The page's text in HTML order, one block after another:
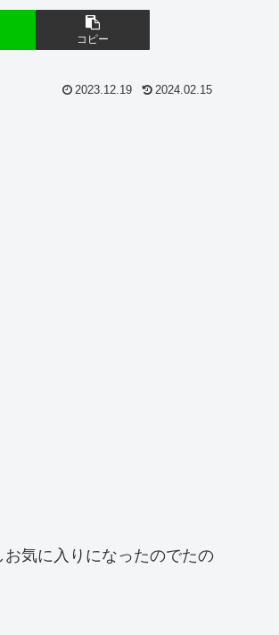
コピー
2023.12.19 2024.02.15
気に入りになったのでたの